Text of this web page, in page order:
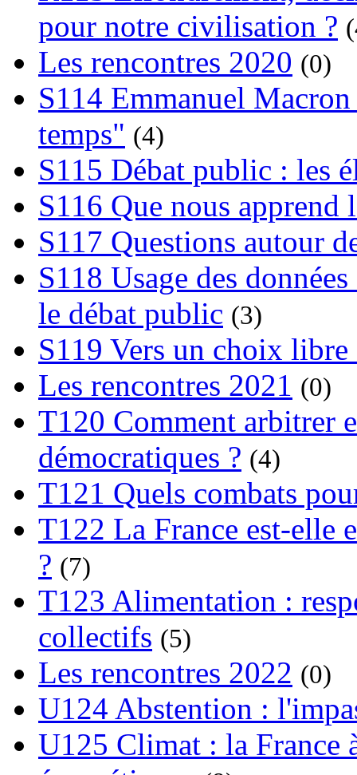
pour notre civilisation ?
Les rencontres 2020 (0)
S114 Emmanuel
temps" (4)
S115 Débat public : les
S116 Que nous apprend
S117 Questions autour
S118 Usage des
le débat public (3)
S119 Vers un choix
Les rencontres 2021 (0)
T120 Comment arbitrer
démocratiques ? (4)
T121 Quels combats
T122 La France est-elle
? (7)
T123 Alimentation :
collectifs (5)
Les rencontres 2022 (0)
U124 Abstention :
U125 Climat : la France